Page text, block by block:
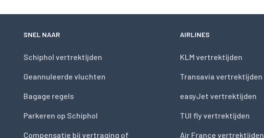
SNEL NAAR
Schiphol vertrektijden
Geannuleerde vluchten
Bagage regels
Parkeren op Schiphol
Compensatie bij vertraging of
AIRLINES
KLM vertrektijden
Transavia vertrektijden
easyJet vertrektijden
TUI fly vertrektijden
Air France vertrektijden